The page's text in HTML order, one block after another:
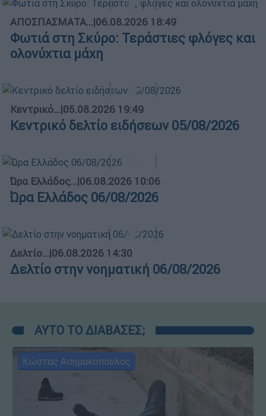
ΑΠΟΣΠΑΣΜΑΤΑ...|06.08.2026 18:49
Φωτιά στη Σκύρο: Τεράστιες φλόγες και
ολονύχτια μάχη
Κεντρικό...|05.08.2026 19:49
Κεντρικό δελτίο ειδήσεων 05/08/2026
Ώρα Ελλάδος...|06.08.2026 10:06
Ώρα Ελλάδος 06/08/2026
Δελτίο...|06.08.2026 14:30
Δελτίο στην νοηματική 06/08/2026
ΑΥΤΟ ΤΟ ΔΙΑΒΑΣΕΣ;
Κώστας Ασημακόπουλος